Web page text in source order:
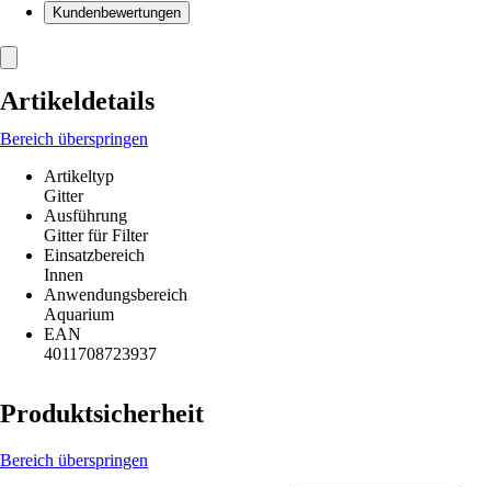
Kundenbewertungen
Artikeldetails
Bereich überspringen
Artikeltyp
Gitter
Ausführung
Gitter für Filter
Einsatzbereich
Innen
Anwendungsbereich
Aquarium
EAN
4011708723937
Produktsicherheit
Bereich überspringen